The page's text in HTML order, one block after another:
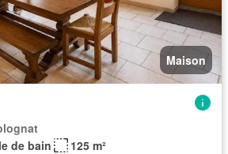
Maison
de bain
125 m²